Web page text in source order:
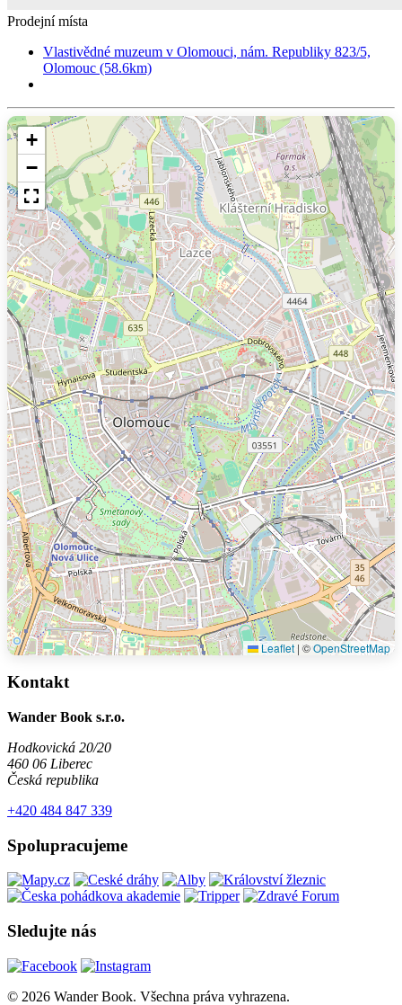
Prodejní místa
Vlastivědné muzeum v Olomouci, nám. Republiky 823/5,
Olomouc (58.6km)
+
−
Leaflet |©OpenStreetMap
Kontakt
Wander Book s.r.o.
Hodkovická 20/20
460 06 Liberec
Česká republika
+420 484 847 339
Spolupracujeme
Sledujte nás
© 2026 Wander Book. Všechna práva vyhrazena.